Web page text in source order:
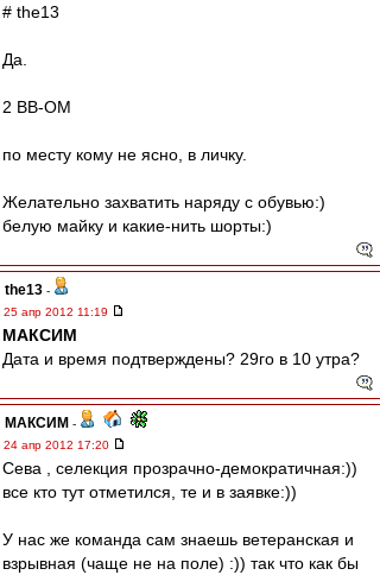
# the13
Да.
2 ВВ-ОМ
по месту кому не ясно, в личку.
Желательно захватить наряду с обувью:)
белую майку и какие-нить шорты:)
the13 -
25 апр 2012 11:19
МАКСИМ
Дата и время подтверждены? 29го в 10 утра?
МАКСИМ -
24 апр 2012 17:20
Сева , селекция прозрачно-демократичная:))
все кто тут отметился, те и в заявке:))
У нас же команда сам знаешь ветеранская и
взрывная (чаще не на поле) :)) так что как бы